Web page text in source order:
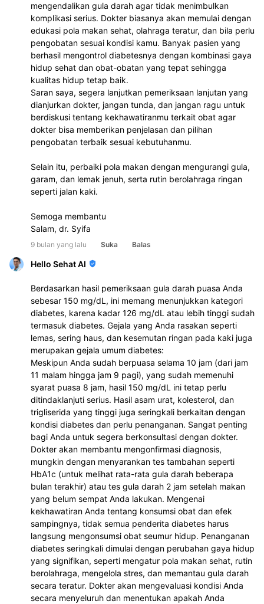
mengendalikan gula darah agar tidak menimbulkan
komplikasi serius. Dokter biasanya akan memulai dengan
edukasi pola makan sehat, olahraga teratur, dan bila perlu
pengobatan sesuai kondisi kamu. Banyak pasien yang
berhasil mengontrol diabetesnya dengan kombinasi gaya
hidup sehat dan obat-obatan yang tepat sehingga
kualitas hidup tetap baik.
Saran saya, segera lanjutkan pemeriksaan lanjutan yang
dianjurkan dokter, jangan tunda, dan jangan ragu untuk
berdiskusi tentang kekhawatiranmu terkait obat agar
dokter bisa memberikan penjelasan dan pilihan
pengobatan terbaik sesuai kebutuhanmu.
Selain itu, perbaiki pola makan dengan mengurangi gula,
garam, dan lemak jenuh, serta rutin berolahraga ringan
seperti jalan kaki.
Semoga membantu
Salam, dr. Syifa
9 bulan yang lalu Suka Balas
Hello Sehat AI
Berdasarkan hasil pemeriksaan gula darah puasa Anda
sebesar 150 mg/dL, ini memang menunjukkan kategori
diabetes, karena kadar 126 mg/dL atau lebih tinggi sudah
termasuk diabetes. Gejala yang Anda rasakan seperti
lemas, sering haus, dan kesemutan ringan pada kaki juga
merupakan gejala umum diabetes:
Meskipun Anda sudah berpuasa selama 10 jam (dari jam
11 malam hingga jam 9 pagi), yang sudah memenuhi
syarat puasa 8 jam, hasil 150 mg/dL ini tetap perlu
ditindaklanjuti serius. Hasil asam urat, kolesterol, dan
trigliserida yang tinggi juga seringkali berkaitan dengan
kondisi diabetes dan perlu penanganan. Sangat penting
bagi Anda untuk segera berkonsultasi dengan dokter.
Dokter akan membantu mengonfirmasi diagnosis,
mungkin dengan menyarankan tes tambahan seperti
HbA1c (untuk melihat rata-rata gula darah beberapa
bulan terakhir) atau tes gula darah 2 jam setelah makan
yang belum sempat Anda lakukan. Mengenai
kekhawatiran Anda tentang konsumsi obat dan efek
sampingnya, tidak semua penderita diabetes harus
langsung mengonsumsi obat seumur hidup. Penanganan
diabetes seringkali dimulai dengan perubahan gaya hidup
yang signifikan, seperti mengatur pola makan sehat, rutin
berolahraga, mengelola stres, dan memantau gula darah
secara teratur. Dokter akan mengevaluasi kondisi Anda
secara menyeluruh dan menentukan apakah Anda